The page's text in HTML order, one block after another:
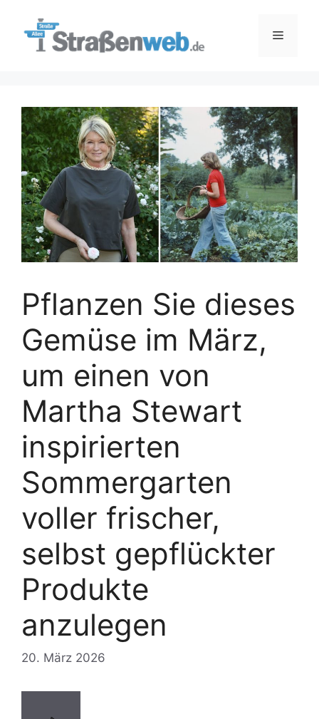
Menü
Pflanzen Sie dieses
Gemüse im März,
um einen von
Martha Stewart
inspirierten
Sommergarten
voller frischer,
selbst gepflückter
Produkte
anzulegen
20. März 2026